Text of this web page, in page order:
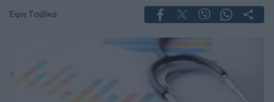
Έφη Τσιβίκα